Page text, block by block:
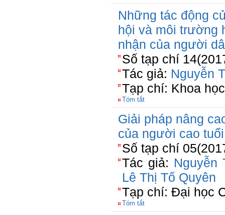
Những tác động
hội và môi trường
nhận của người
Số tạp chí
Tác giả: Nguyễn
Tạp chí: Khoa học
Tóm tắt
Giải pháp nâng
của người cao
Số tạp chí
Tác giả: Nguyễn
Lê Thị Tố Quyên
Tạp chí: Đại học
Tóm tắt